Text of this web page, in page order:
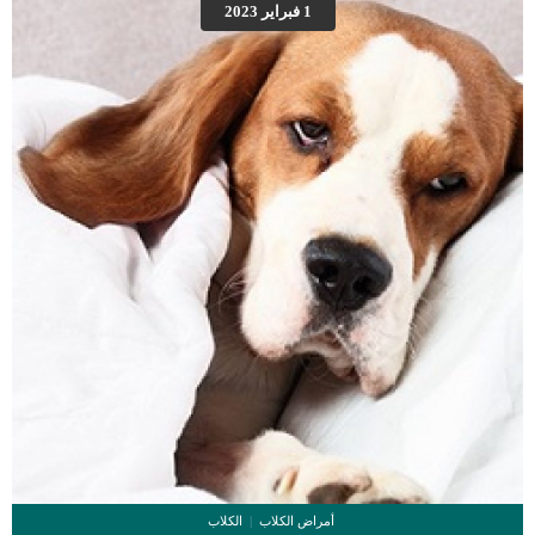
_الديدان الاسطوانية _عدوى الجيارديا القطط التى لديها جهاز مناعى ضعيف عرضه
للاصابة بكل هذه الفيروسات والامراض التى يمكن ان تسبب الاسهال. كما يمكن أن تكون
قطتك تحت ضغط من عدوى ، أو تغيرات في وضعها المعيشي ، مثل الانتقال إلى منزل
جديد أو تقديم حيوان […]
1 فبراير 2023
أمراض الكلاب الكلاب